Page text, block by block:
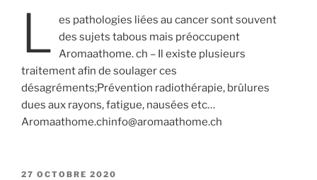
L
es pathologies liées au cancer sont souvent
des sujets tabous mais préoccupent
Aromaathome. ch – Il existe plusieurs
traitement afin de soulager ces
désagréments;Prévention radiothérapie, brûlures
dues aux rayons, fatigue, nausées etc…
Aromaathome.chinfo@aromaathome.ch
PUBLIÉ
27 OCTOBRE 2020